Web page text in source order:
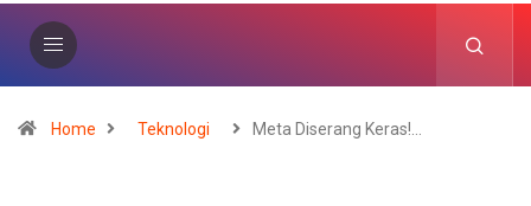
Home Teknologi Meta Diserang Keras!…